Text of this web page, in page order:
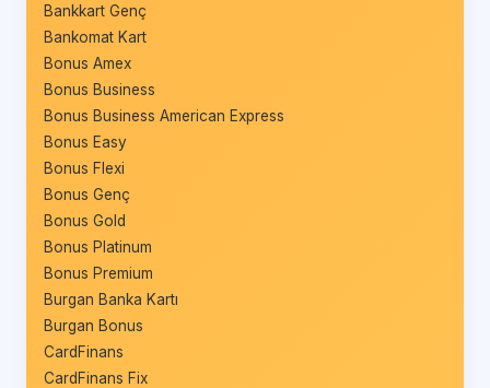
Bankkart Genç
Bankomat Kart
Bonus Amex
Bonus Business
Bonus Business American Express
Bonus Easy
Bonus Flexi
Bonus Genç
Bonus Gold
Bonus Platinum
Bonus Premium
Burgan Banka Kartı
Burgan Bonus
CardFinans
CardFinans Fix